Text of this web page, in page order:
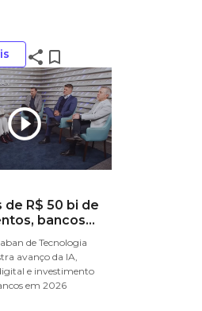
share bookmark_border
play_circle_outline
de R$ 50 bi de
bancos...
de Tecnologia
avanço da IA,
e investimento
em 2026